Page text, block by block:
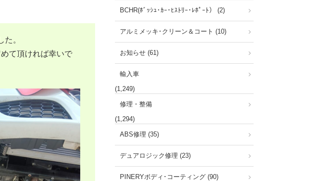
。
て頂ければ幸いで
BCHR(ﾎﾞｯｼｭ･ｶｰ･ﾋｽﾄﾘｰ･ﾚﾎﾟｰﾄ） (2)
アルミメッキ･クリーン＆コート (10)
お知らせ (61)
輸入車
(1,249)
修理・整備
(1,294)
ABS修理 (35)
デュアロジック修理 (23)
PINERYボディ･コーティング (90)